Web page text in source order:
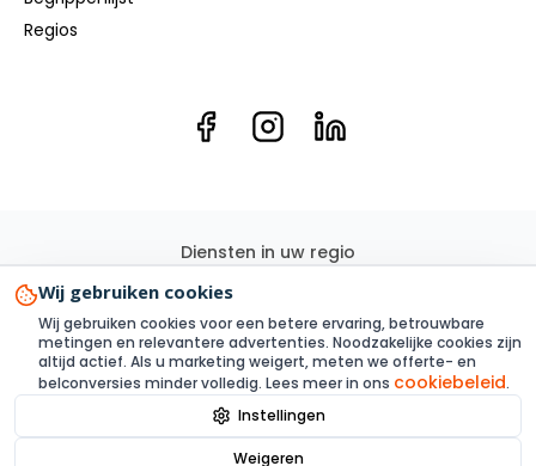
Wij gebruiken cookies
Wij gebruiken cookies voor een betere ervaring, betrouwbare
metingen en relevantere advertenties. Noodzakelijke cookies zijn
altijd actief. Als u marketing weigert, meten we offerte- en
belconversies minder volledig. Lees meer in ons cookiebeleid.
Instellingen
Weigeren
Regios
Diensten in uw regio
ElektricienGroepenkast
3 FaseElektra aanleggenLaadpaalZonnepanelen
Elektra inspectieThuisbatterij
PrivacyVoorwaardenAlle linksSitemap XMLCookies